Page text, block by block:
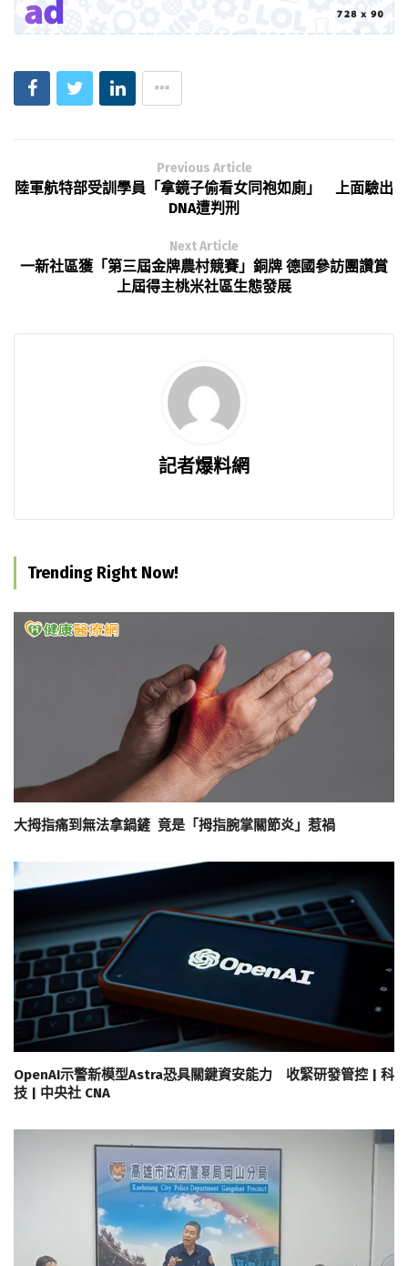
Previous Article
陸軍航特部受訓學員「拿鏡子偷看女同袍如廁」 上面驗出
DNA遭判刑
Next Article
一新社區獲「第三屆金牌農村競賽」銅牌 德國參訪團讚賞
上屆得主桃米社區生態發展
記者爆料網
Trending Right Now!
大拇指痛到無法拿鍋鏟 竟是「拇指腕掌關節炎」惹禍
OpenAI示警新模型Astra恐具關鍵資安能力 收緊研發管控 | 科
技 | 中央社 CNA